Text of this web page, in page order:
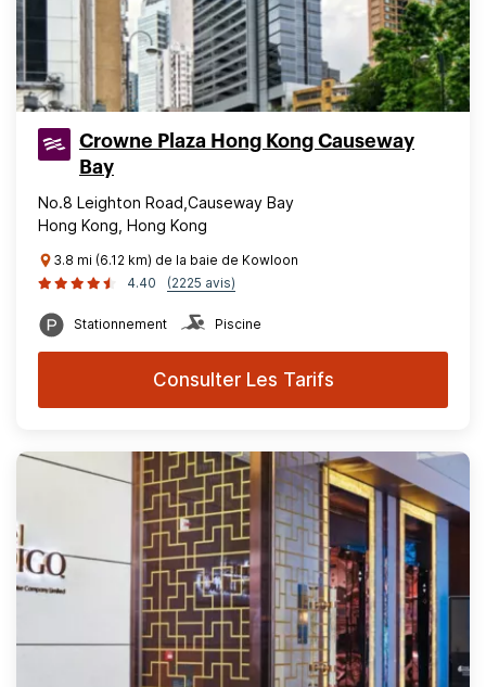
Crowne Plaza Hong Kong Causeway
Bay
No.8 Leighton Road,Causeway Bay
Hong Kong, Hong Kong
3.8 mi (6.12 km) de la baie de Kowloon
4.40
(2225 avis)
Stationnement Piscine
Consulter Les Tarifs